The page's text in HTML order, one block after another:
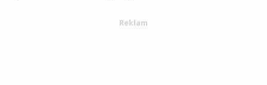
Reklam